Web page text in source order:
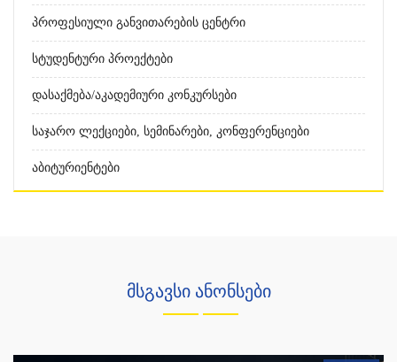
Პროფესიული Განვითარების Ცენტრი
Სტუდენტური Პროექტები
Დასაქმება/აკადემიური Კონკურსები
Საჯარო Ლექციები, Სემინარები, Კონფერენციები
Აბიტურიენტები
მსგავსი ანონსები